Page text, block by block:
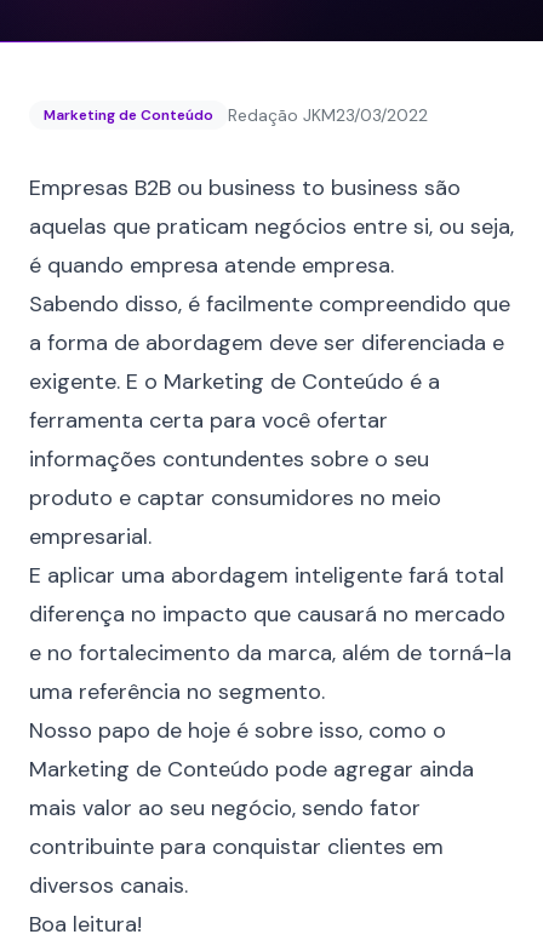
Marketing de Conteúdo Redação JKM23/03/2022
Empresas B2B ou business to business são
aquelas que praticam negócios entre si, ou seja,
é quando empresa atende empresa.
Sabendo disso, é facilmente compreendido que
a forma de abordagem deve ser diferenciada e
exigente. E o Marketing de Conteúdo é a
ferramenta certa para você ofertar
informações contundentes sobre o seu
produto e captar consumidores no meio
empresarial.
E aplicar uma abordagem inteligente fará total
diferença no impacto que causará no mercado
e no fortalecimento da marca, além de torná-la
uma referência no segmento.
Nosso papo de hoje é sobre isso, como o
Marketing de Conteúdo pode agregar ainda
mais valor ao seu negócio, sendo fator
contribuinte para conquistar clientes em
diversos canais.
Boa leitura!